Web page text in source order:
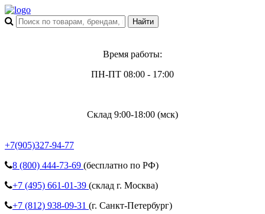
Время работы:
ПН-ПТ 08:00 - 17:00
Склад 9:00-18:00 (мск)
+7(905)327-94-77
8 (800) 444-73-69 (бесплатно по РФ)
+7 (495) 661-01-39 (склад г. Москва)
+7 (812) 938-09-31 (г. Санкт-Петербург)